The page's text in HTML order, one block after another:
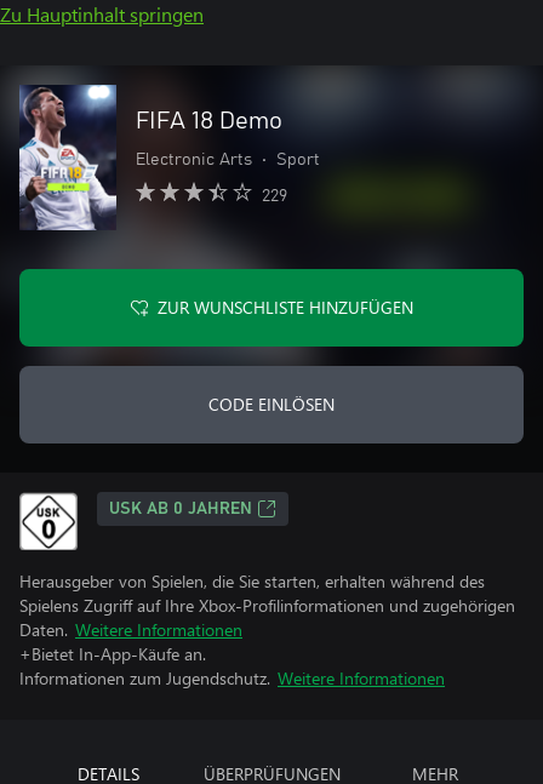
Zu Hauptinhalt springen
FIFA 18 Demo
Electronic Arts • Sport
229
ZUR WUNSCHLISTE HINZUFÜGEN
CODE EINLÖSEN
USK AB 0 JAHREN
Herausgeber von Spielen, die Sie starten, erhalten während des
Spielens Zugriff auf Ihre Xbox-Profilinformationen und zugehörigen
Daten. Weitere Informationen
+Bietet In-App-Käufe an.
Informationen zum Jugendschutz. Weitere Informationen
DETAILS ÜBERPRÜFUNGEN MEHR